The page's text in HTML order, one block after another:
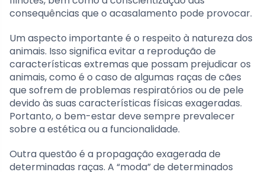
consequências que o acasalamento pode provocar.
Um aspecto importante é o respeito à natureza dos
animais. Isso significa evitar a reprodução de
características extremas que possam prejudicar os
animais, como é o caso de algumas raças de cães
que sofrem de problemas respiratórios ou de pele
devido às suas características físicas exageradas.
Portanto, o bem-estar deve sempre prevalecer
sobre a estética ou a funcionalidade.
Outra questão é a propagação exagerada de
determinadas raças. A “moda” de determinados